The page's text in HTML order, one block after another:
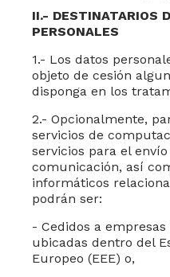
II.- DESTINATARIOS
PERSONALES
1.- Los datos
objeto de cesión
disponga en los
2.- Opcionalmente,
servicios de
servicios para el
comunicación, así
informáticos
podrán ser:
- Cedidos a
ubicadas dentro del
Europeo (EEE) o,